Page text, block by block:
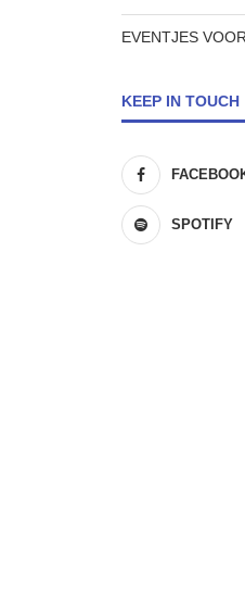
EVENTJES
KEEP IN TOUCH
SPOTIFY